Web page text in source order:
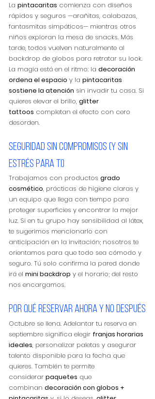
La pintacaritas comienza con diseños
rápidos y seguros —arañitas, calabazas,
fantasmitas simpáticos— mientras otros
niños exploran la mesa de snacks. Más
tarde, todos vuelven naturalmente al
backdrop de globos para retratar su look.
La magia está en el ritmo: la decoración
ordena el espacio y la pintacaritas
sostiene la atención sin invadir tu casa. Si
quieres elevar el brillo, glitter
tattoos completan el efecto con cero
desorden.
Seguridad sin compromisos (y sin
estrés para ti)
Trabajamos con productos grado
cosmético, prácticas de higiene claras y
un equipo que llega con tiempo para
proteger superficies y encontrar la mejor
luz. Si en tu grupo hay sensibilidad al látex,
te sugerimos mencionarlo con
anticipación en la invitación; nosotros te
orientamos para que todo sea cómodo y
seguro. Tú solo confirma la pared donde
irá el mini backdrop y el horario; del resto
nos encargamos.
Por qué reservar ahora y no después
Octubre se llena. Adelantar tu reserva en
septiembre significa elegir franjas horarias
ideales, personalizar paletas y asegurar
talento disponible para la fecha que
quieres. También te permite
considerar paquetes que
combinan decoración con globos +